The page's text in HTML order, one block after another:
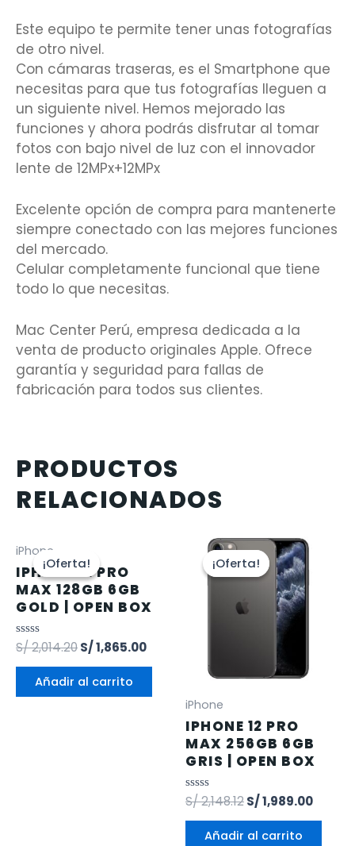
Este equipo te permite tener unas fotografías
de otro nivel.
Con cámaras traseras, es el Smartphone que
necesitas para que tus fotografías lleguen a
un siguiente nivel. Hemos mejorado las
funciones y ahora podrás disfrutar al tomar
fotos con bajo nivel de luz con el innovador
lente de 12MPx+12MPx
Excelente opción de compra para mantenerte
siempre conectado con las mejores funciones
del mercado.
Celular completamente funcional que tiene
todo lo que necesitas.
Mac Center Perú, empresa dedicada a la
venta de producto originales Apple. Ofrece
garantía y seguridad para fallas de
fabricación para todos sus clientes.
PRODUCTOS
RELACIONADOS
¡Oferta!
¡Oferta!
iPhone
IPHONE 12 PRO
MAX 128GB 6GB
GOLD | OPEN BOX
Valorado
en
0
S/2,014.20S/1,865.00
Añadir al carrito
¡Oferta!
¡Oferta!
iPhone
IPHONE 12 PRO
MAX 256GB 6GB
GRIS | OPEN BOX
Valorado
en
0
S/2,148.12S/1,989.00
Añadir al carrito